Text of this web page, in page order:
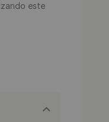
este